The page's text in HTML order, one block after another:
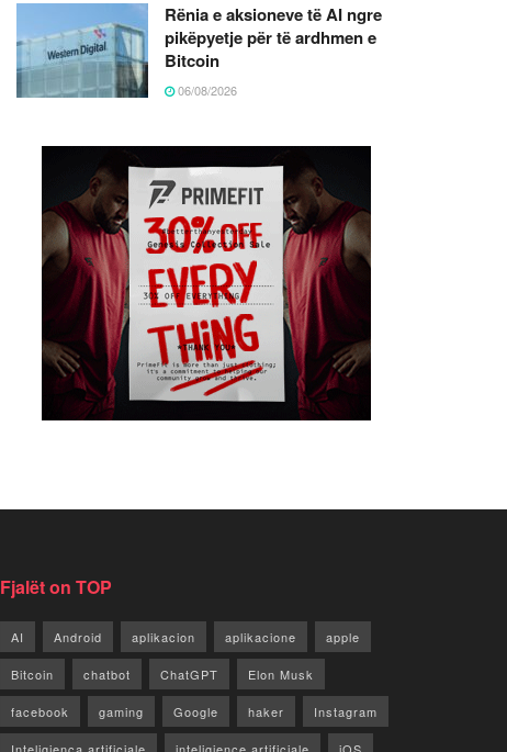
Rënia e aksioneve të AI ngre
pikëpyetje për të ardhmen e
Bitcoin
06/08/2026
Fjalët on TOP
AI Android aplikacion aplikacione apple
Bitcoin chatbot ChatGPT Elon Musk
facebook gaming Google haker Instagram